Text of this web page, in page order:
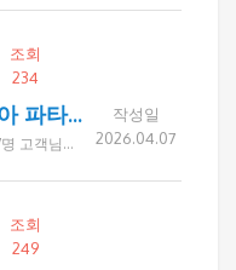
조회
234
26년 1월30일 페루 볼리비아 파타고니아 브라질 아르헨티나
“1월 30일 출발, 남미 5개국을 함께한 27명 고객님들께서 여행 후 카카오톡으로 보내주신 짧지만 진심 어린 감사 인사를 모아 전해드립니다. 쉽지 않은 긴 여정이었지만 ‘행복한 여행이었다’는 한결같은 말씀에 드림투어가 추구하는 여행의 가치를 다시 한번 느낄 수 있었습니다.”
작성일
2026.04.07
조회
249